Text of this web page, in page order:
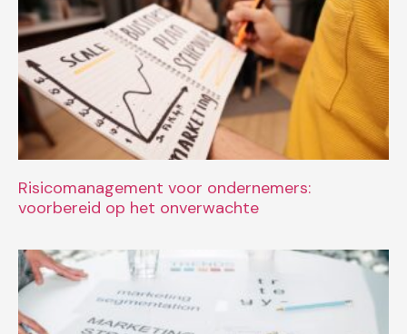
Risicomanagement voor ondernemers:
voorbereid op het onverwachte